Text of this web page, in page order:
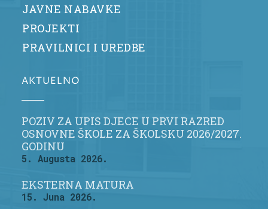
JAVNE NABAVKE
PROJEKTI
PRAVILNICI I UREDBE
AKTUELNO
POZIV ZA UPIS DJECE U PRVI RAZRED
OSNOVNE ŠKOLE ZA ŠKOLSKU 2026/2027.
GODINU
5. Augusta 2026.
EKSTERNA MATURA
15. Juna 2026.